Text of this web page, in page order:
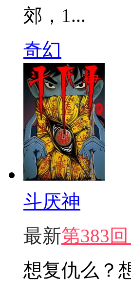
郊，1...
奇幻
斗厌神
最新第383
想复仇么？